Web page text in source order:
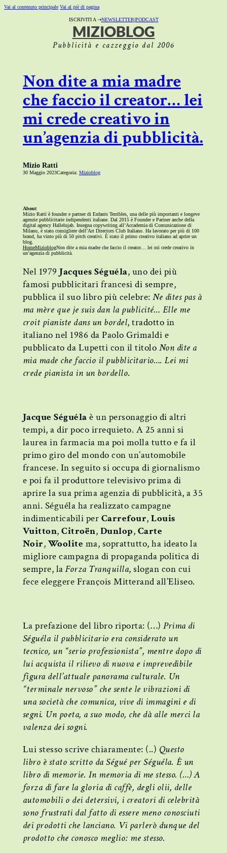
Vai al contenuto principale Vai al piè di pagina
ISCRIVITI A ⇢NEWSLETTER|PODCAST
MIZIOBLOG
Pubblicità e cazzeggio dal 2006
Non dite a mia madre
che faccio il creator… lei
mi crede creativo in
un’agenzia di pubblicità.
Mizio Ratti
30 Maggio 2023Categoria: Mizioblog
About
Mizio Ratti è founder e partner di Enfants Terribles, una delle più importanti e longeve
agenzie pubblicitarie indipendenti italiane. Dal 2015 è Founder e Partner anche della
digital agency Hallelujah. Insegna copywriting all’Accademia di Comunicazione di
Milano, è stato consigliere dell’Art Directors Club Italiano. Ha lavorato per più di 100
brand, ha vinto più di 50 pitch creativi. È stato il primo creativo italiano ad aprire un
blog.
HomeMizioblogNon dite a mia madre che faccio il creator… lei mi crede creativo in
un’agenzia di pubblicità.
Nel 1979 Jacques Séguéla, uno dei più
famosi pubblicitari francesi di sempre,
pubblica il suo libro più celebre:Ne dites pas à
ma mère que je suis dan la publicité… Elle me
croit pianiste dans un bordel, tradotto in
italiano nel 1986 da Paolo Grimaldi e
pubblicato da Lupetti con il titolo Non dite a
mia made che faccio il pubblicitario…. Lei mi
crede pianista in un bordello.
Jacque Séguéla è un personaggio di altri
tempi, a dir poco irrequieto. A 25 anni si
laurea in farmacia ma poi molla tutto e fa il
primo giro del mondo con un’automobile
francese. In seguito si occupa di giornalismo
e poi fa il produttore televisivo prima di
aprire la sua prima agenzia di pubblicità, a 35
anni. Séguéla ha realizzato campagne
indimenticabili per Carrefour,Louis
Vuitton,Citroën, Dunlop, Carte
Noir, Woolite ma, soprattutto, ha ideato la
migliore campagna di propaganda politica di
sempre, laForza Tranquilla, slogan con cui
fece eleggere François Mitterand all’Eliseo.
La prefazione del libro riporta: (…)Prima di
Séguéla il pubblicitario era considerato un
tecnico, un “serio professionista”, mentre dopo di
lui acquista il rilievo di nuova e imprevedibile
figura dell’attuale panorama culturale. Un
“terminale nervoso” che sente le vibrazioni di
una società che comunica, vive di immagini e di
segni. Un poeta, a suo modo, che dà alle merci la
valenza dei sogni.
Lui stesso scrive chiaramente: (..) Questo
libro è stato scritto da Ségué per Séguéla. È un
libro di memorie. In memoria di me stesso. (…) A
forza di fare la gloria di caffè, degli olii, delle
automobili o dei detersivi, i creatori di celebrità
sono frustrati dal fatto di essere meno conosciuti
dei prodotti che lanciano. Vi parlerò dunque del
prodotto che conosco meglio: me stesso.